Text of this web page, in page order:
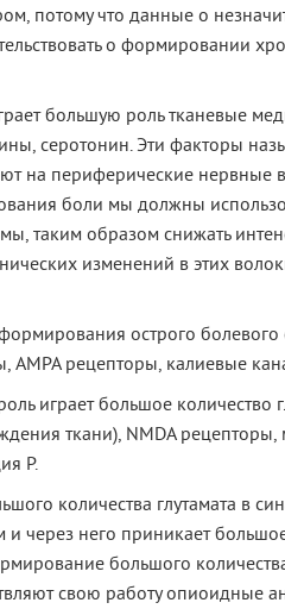
потому что данные о
о формировании
большую роль тканевые
серотонин. Эти факторы
на периферические нервные
боли мы должны
таким образом снижать
изменений в этих
острого
рецепторы, калиевые
играет большое количество
ткани), NMDA рецепторы,
Р.
количества глутамата в
через него приникает
большого
свою работу опиоидные